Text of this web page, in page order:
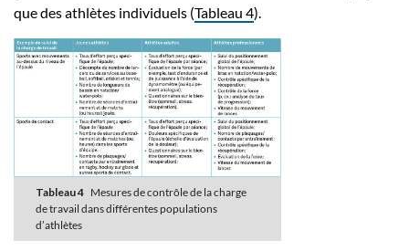
que des athlètes individuels (Tableau 4).
Tableau 4 Mesures de contrôle de la charge
de travail dans différentes populations
d’athlètes